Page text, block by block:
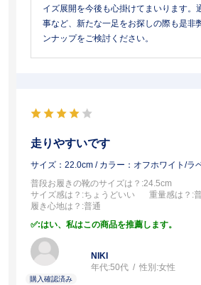
イズ展開を今後も心掛けてまいります。
事など、新たな一足をお探しの際も是非
ンナップをご検討ください。
走りやすいです
サイズ：22.0cm / カラー：オフホワイト/ラ
普段お履きの靴のサイズは？ :24.5cm
サイズ感は？ :ちょうどいい 重量感は？ :
履き心地は？ :普通
:はい、私はこの商品を推薦します。
NIKI
年代:50代 性別:女性